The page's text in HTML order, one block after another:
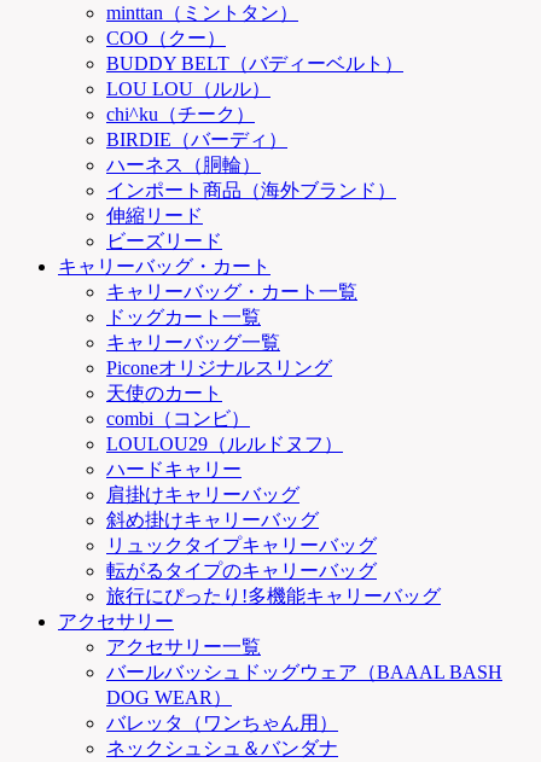
minttan（ミントタン）
COO（クー）
BUDDY BELT（バディーベルト）
LOU LOU（ルル）
chi^ku（チーク）
BIRDIE（バーディ）
ハーネス（胴輪）
インポート商品（海外ブランド）
伸縮リード
ビーズリード
キャリーバッグ・カート
キャリーバッグ・カート一覧
ドッグカート一覧
キャリーバッグ一覧
Piconeオリジナルスリング
天使のカート
combi（コンビ）
LOULOU29（ルルドヌフ）
ハードキャリー
肩掛けキャリーバッグ
斜め掛けキャリーバッグ
リュックタイプキャリーバッグ
転がるタイプのキャリーバッグ
旅行にぴったり!多機能キャリーバッグ
アクセサリー
アクセサリー一覧
バールバッシュドッグウェア（BAAAL BASH
DOG WEAR）
バレッタ（ワンちゃん用）
ネックシュシュ＆バンダナ